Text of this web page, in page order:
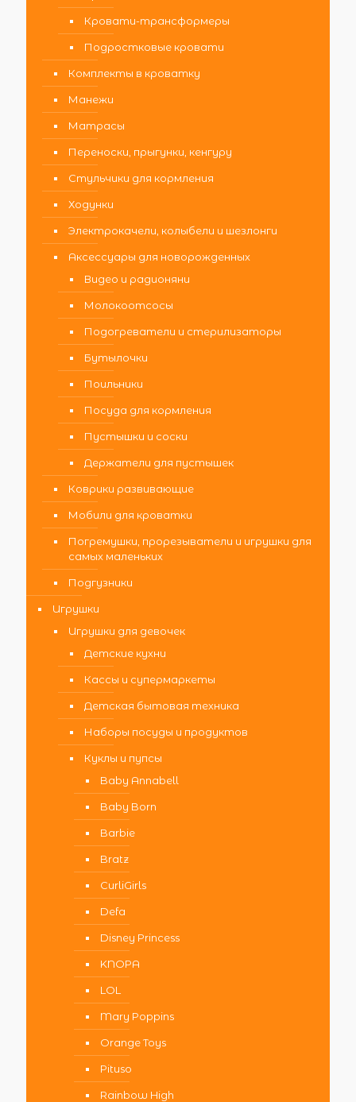
Кровати-трансформеры
Подростковые кровати
Комплекты в кроватку
Манежи
Матрасы
Переноски, прыгунки, кенгуру
Стульчики для кормления
Ходунки
Электрокачели, колыбели и шезлонги
Аксессуары для новорожденных
Видео и радионяни
Молокоотсосы
Подогреватели и стерилизаторы
Бутылочки
Поильники
Посуда для кормления
Пустышки и соски
Держатели для пустышек
Коврики развивающие
Мобили для кроватки
Погремушки, прорезыватели и игрушки для
самых маленьких
Подгузники
Игрушки
Игрушки для девочек
Детские кухни
Кассы и супермаркеты
Детская бытовая техника
Наборы посуды и продуктов
Куклы и пупсы
Baby Annabell
Baby Born
Barbie
Bratz
CurliGirls
Defa
Disney Princess
KNOPA
LOL
Mary Poppins
Orange Toys
Pituso
Rainbow High